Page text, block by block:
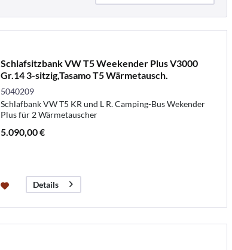
Schlafsitzbank VW T5 Weekender Plus V3000
Gr.14 3-sitzig,Tasamo T5 Wärmetausch.
5040209
Schlafbank VW T5 KR und L R. Camping-Bus Wekender
Plus für 2 Wärmetauscher
5.090,00 €
Details